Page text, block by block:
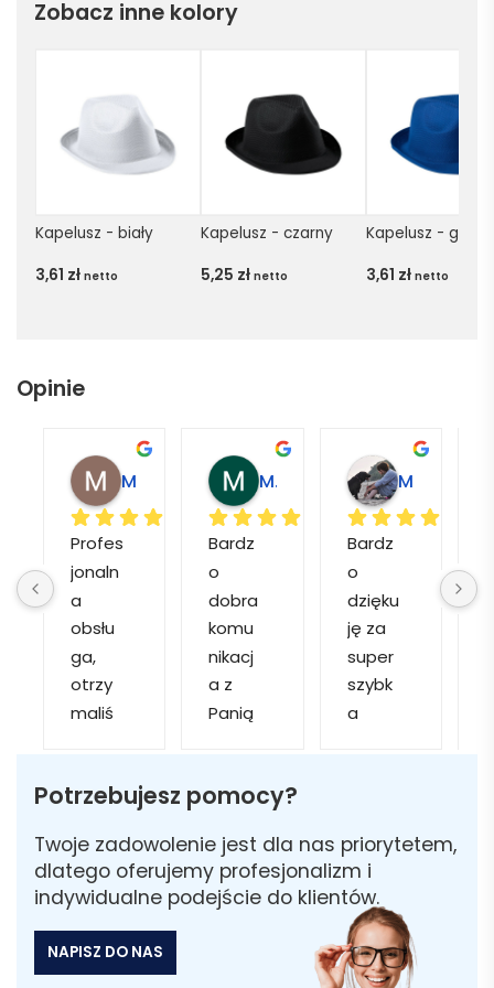
Zobacz inne kolory
Kapelusz - biały
3,61 zł netto
Kapelusz - czarny
5,25 zł netto
Kapelusz -
3,61 zł netto
Opinie
Profes
jonaln
a
obsłu
ga,
otrzy
maliś
wizuali
któryc
h
mogliś
my
Marcin M.
Bardz
o
dobra
komu
nikacj
a z
Panią
Szybk
realiza
cja ✅
Szybk
Bardz
o
dzięku
ję za
super
szybk
a
Został
am
poinfo
rmow
ana
Potrzebujesz pomocy?
Twoje zadowolenie jest dla nas priorytetem,
dlatego oferujemy profesjonalizm i
indywidualne podejście do klientów.
NAPISZ DO NAS